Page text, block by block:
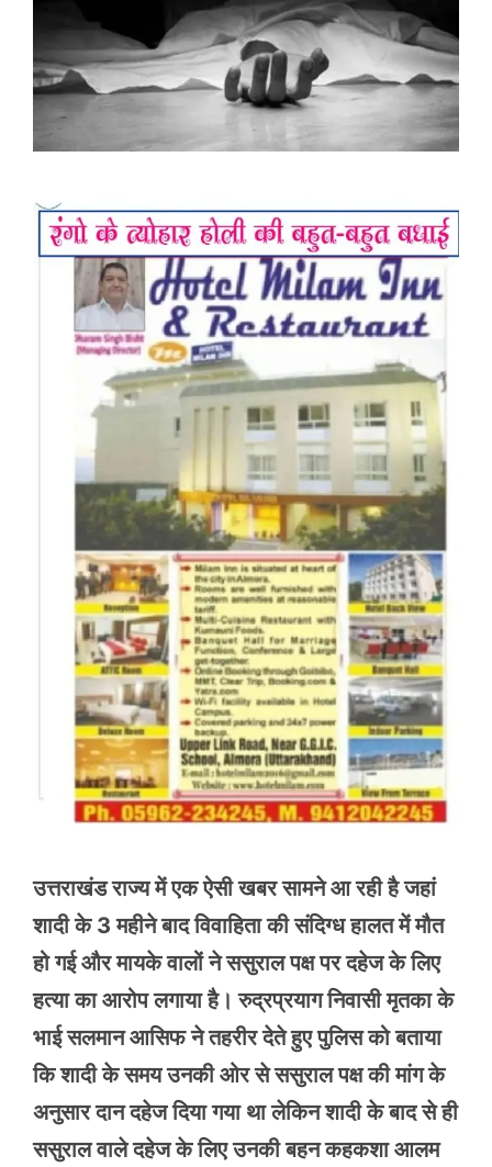
उत्तराखंड राज्य में एक ऐसी खबर सामने आ रही है जहां
शादी के 3 महीने बाद विवाहिता की संदिग्ध हालत में मौत
हो गई और मायके वालों ने ससुराल पक्ष पर दहेज के लिए
हत्या का आरोप लगाया है। रुद्रप्रयाग निवासी मृतका के
भाई सलमान आसिफ ने तहरीर देते हुए पुलिस को बताया
कि शादी के समय उनकी ओर से ससुराल पक्ष की मांग के
अनुसार दान दहेज दिया गया था लेकिन शादी के बाद से ही
ससुराल वाले दहेज के लिए उनकी बहन कहकशा आलम